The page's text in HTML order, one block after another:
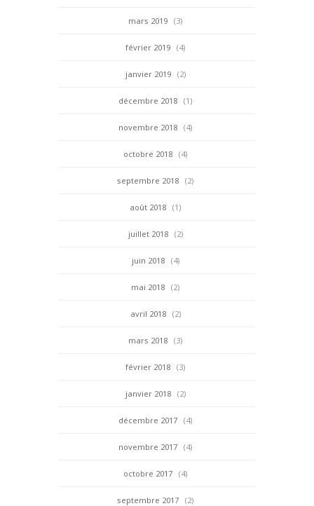
mars 2019 (3)
février 2019 (4)
janvier 2019 (2)
décembre 2018 (1)
novembre 2018 (4)
octobre 2018 (4)
septembre 2018 (2)
août 2018 (1)
juillet 2018 (2)
juin 2018 (4)
mai 2018 (2)
avril 2018 (2)
mars 2018 (3)
février 2018 (3)
janvier 2018 (2)
décembre 2017 (4)
novembre 2017 (4)
octobre 2017 (4)
septembre 2017 (2)